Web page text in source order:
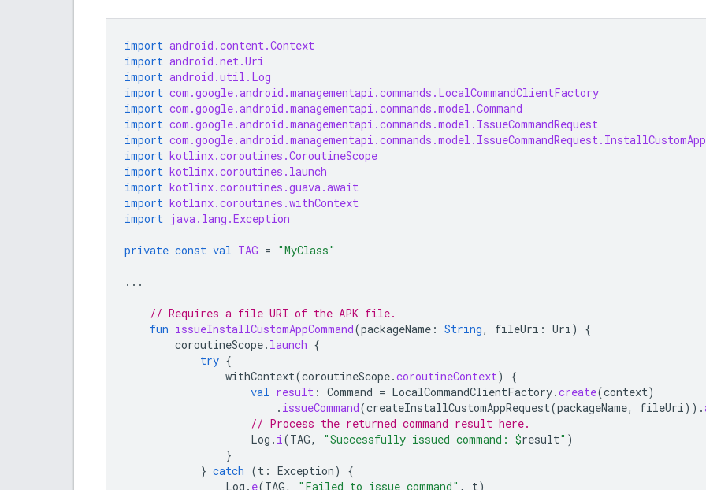
import android.content.Context
import android.net.Uri
import android.util.Log
import com.google.android.managementapi.commands.LocalCommandClientFactory
import com.google.android.managementapi.commands.model.Command
import com.google.android.managementapi.commands.model.IssueCommandRequest
import com.google.android.managementapi.commands.model.IssueCommandRequest.InstallCustomApp
import kotlinx.coroutines.CoroutineScope
import kotlinx.coroutines.launch
import kotlinx.coroutines.guava.await
import kotlinx.coroutines.withContext
import java.lang.Exception
private const val TAG = "MyClass"
...
// Requires a file URI of the APK file.
fun issueInstallCustomAppCommand(packageName : String, fileUri : Uri)
{
coroutineScope. launch {
try {
withContext(coroutineScope.coroutineContext)
{
val result : Command = LocalCommandClientFactory.create(context)
. issueCommand(createInstallCustomAppRequest(packageName, fileUri)).
// Process the returned command result here.
Log . i(TAG, "Successfully issued command: $result" )
}
} catch (t : Exception)
{
Log . e(TAG, "Failed to issue command" , t)